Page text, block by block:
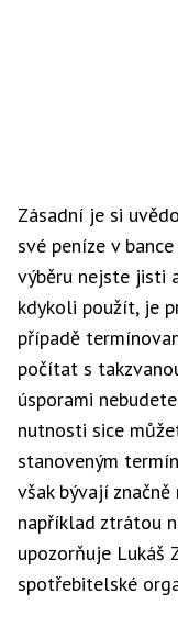
Zásadní je si
své peníze v
výběru nejste jisti
kdykoli použít, je
případě
počítat s
úsporami
nutnosti sice
stanoveným
však bývají
například ztrátou
upozorňuje Lukáš
spotřebitelské